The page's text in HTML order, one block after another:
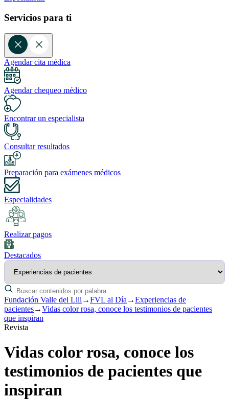
Servicios para ti
Agendar cita médica
Agendar chequeo médico
Encontrar un especialista
Consultar resultados
Preparación para exámenes médicos
Especialidades
Realizar pagos
Destacados
Fundación Valle del Lili →FVL al Día →Experiencias de
pacientes→Vidas color rosa, conoce los testimonios de pacientes
que inspiran
Revista
Vidas color rosa, conoce los
testimonios de pacientes que
inspiran